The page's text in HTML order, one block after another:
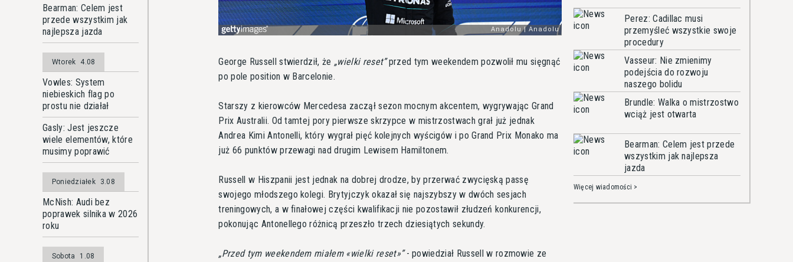
Bearman: Celem jest
przede wszystkim jak
najlepsza jazda
Wtorek 4.08
Vowles: System
niebieskich flag po
prostu nie działał
Gasly: Jest jeszcze
wiele elementów, które
musimy poprawić
Poniedziałek 3.08
McNish: Audi bez
poprawek silnika w 2026
roku
Sobota 1.08
George Russell stwierdził, że wielki reset przed tym weekendem pozwolił mu sięgnąć
po pole position w Barcelonie.
Starszy z kierowców Mercedesa zaczął sezon mocnym akcentem, wygrywając Grand
Prix Australii. Od tamtej pory pierwsze skrzypce w mistrzostwach grał już jednak
Andrea Kimi Antonelli, który wygrał pięć kolejnych wyścigów i po Grand Prix Monako ma
już 66 punktów przewagi nad drugim Lewisem Hamiltonem.
Russell w Hiszpanii jest jednak na dobrej drodze, by przerwać zwycięską passę
swojego młodszego kolegi. Brytyjczyk okazał się najszybszy w dwóch sesjach
treningowych, a w finałowej części kwalifikacji nie pozostawił złudzeń konkurencji,
pokonując Antonellego różnicą przeszło trzech dziesiątych sekundy.
Przed tym weekendem miałem «wielki reset» - powiedział Russell w rozmowie ze
Perez: Cadillac musi
przemyśleć wszystkie swoje
procedury
Vasseur: Nie zmienimy
podejścia do rozwoju
naszego bolidu
Brundle: Walka o mistrzostwo
wciąż jest otwarta
Bearman: Celem jest przede
wszystkim jak najlepsza
jazda
Więcej wiadomości >